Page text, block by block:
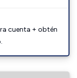
cuenta + obtén